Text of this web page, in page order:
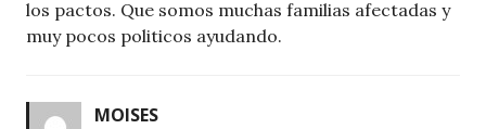
los pactos. Que somos muchas familias afectadas y
muy pocos politicos ayudando.
MOISES